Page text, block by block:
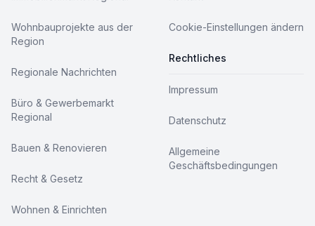
Wohnbauprojekte aus der
Region
Regionale Nachrichten
Büro & Gewerbemarkt
Regional
Bauen & Renovieren
Recht & Gesetz
Wohnen & Einrichten
Cookie-Einstellungen ändern
Rechtliches
Impressum
Datenschutz
Allgemeine
Geschäftsbedingungen